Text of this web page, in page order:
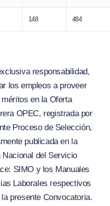
148 484
responsabilidad,
los empleos a proveer
en la Oferta
OPEC, registrada por
Proceso de Selección,
publicada en la
Nacional del Servicio
SIMO y los Manuales
Laborales respectivos
presente Convocatoria.